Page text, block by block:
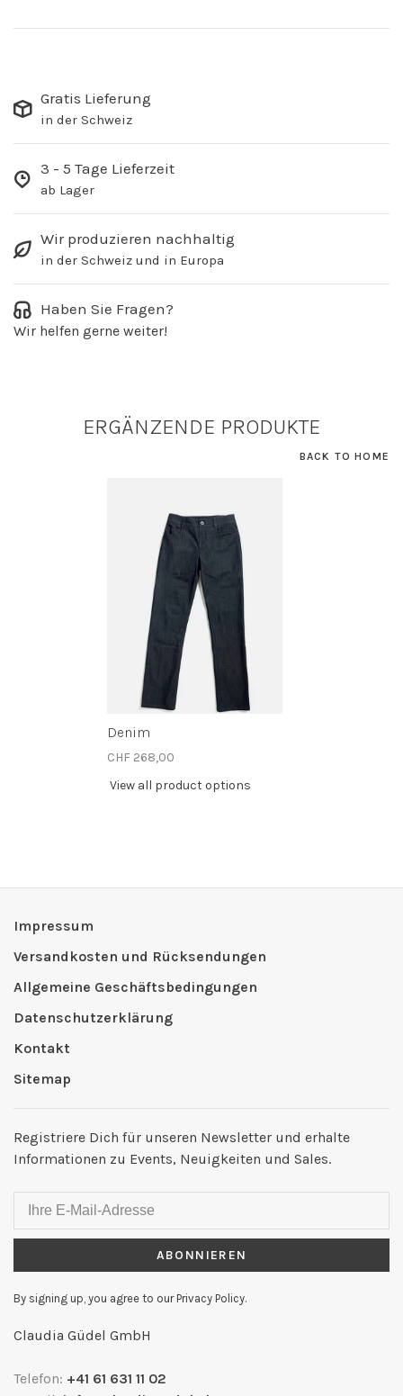
Gratis Lieferung
in der Schweiz
3 - 5 Tage Lieferzeit
ab Lager
Wir produzieren nachhaltig
in der Schweiz und in Europa
Haben Sie Fragen?
Wir helfen gerne weiter!
ERGÄNZENDE PRODUKTE
BACK TO HOME
Denim
CHF 268,00
View all product options
Impressum
Versandkosten und Rücksendungen
Allgemeine Geschäftsbedingungen
Datenschutzerklärung
Kontakt
Sitemap
Registriere Dich für unseren Newsletter und erhalte
Informationen zu Events, Neuigkeiten und Sales.
ABONNIEREN
By signing up, you agree to our Privacy Policy.
Claudia Güdel GmbH
Telefon: +41 61 631 11 02